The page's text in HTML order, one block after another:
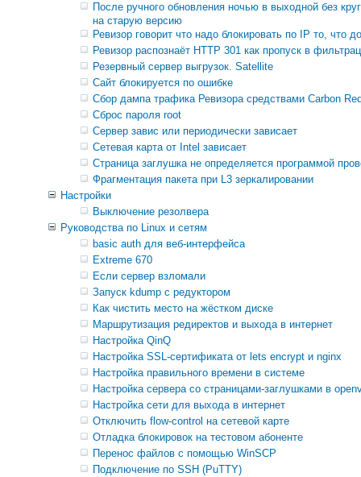
После ручного обновления ночью в выходной без
на старую версию
Ревизор говорит что надо блокировать по IP то, что
Ревизор распознаёт HTTP 301 как пропуск в
Резервный сервер выгрузок. Satellite
Сайт блокируется по ошибке
Сбор дампа трафика Ревизора средствами Carbon
Сброс пароля root
Сервер завис или периодически зависает
Сетевая карта от Intel зависает
Страница заглушка не определяется программой
Фрагментация пакета при L3 зеркалировании
Настройки
Выключение резолвера
Руководства по Linux и сетям
basic auth для веб-интерфейса
Extreme 670
Если сервер взломали
Запуск kdump с редуктором
Как чистить место на жёстком диске
Маршрутизация редиректов и выхода в интернет
Настройка QinQ
Настройка SSL-сертификата от lets encrypt и nginx
Настройка правильного времени в системе
Настройка сервера со страницами-заглушками в
Настройка сети для выхода в интернет
Отключить flow-control на сетевой карте
Отладка блокировок на тестовом абоненте
Перенос файлов с помощью WinSCP
Подключение по SSH (PuTTY)